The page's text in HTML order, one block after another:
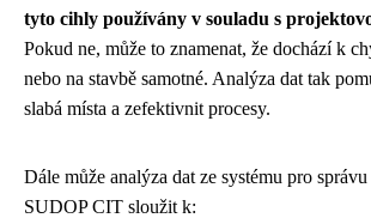
tyto cihly používány v souladu s
Pokud ne, může to znamenat, že dochází k
nebo na stavbě samotné. Analýza dat tak
slabá místa a zefektivnit procesy.
Dále může analýza dat ze systému pro
SUDOP CIT sloužit k: